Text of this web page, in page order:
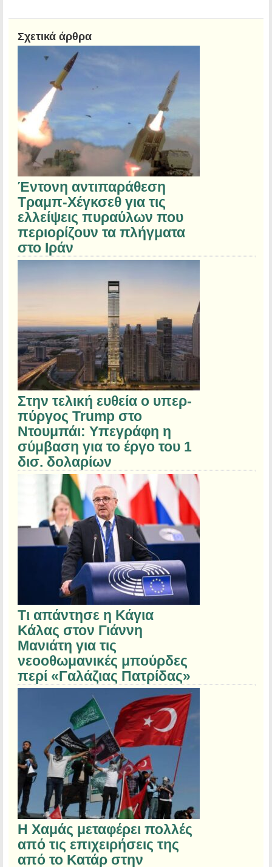
Σχετικά άρθρα
Έντονη αντιπαράθεση
Τραμπ-Χέγκσεθ για τις
ελλείψεις πυραύλων που
περιορίζουν τα πλήγματα
στο Ιράν
Στην τελική ευθεία ο υπερ-
πύργος Trump στο
Ντουμπάι: Υπεγράφη η
σύμβαση για το έργο του 1
δισ. δολαρίων
Τι απάντησε η Κάγια
Κάλας στον Γιάννη
Μανιάτη για τις
νεοοθωμανικές μπούρδες
περί «Γαλάζιας Πατρίδας»
Η Χαμάς μεταφέρει πολλές
από τις επιχειρήσεις της
από το Κατάρ στην